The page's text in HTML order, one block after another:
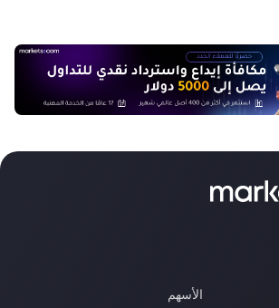
الأسهم